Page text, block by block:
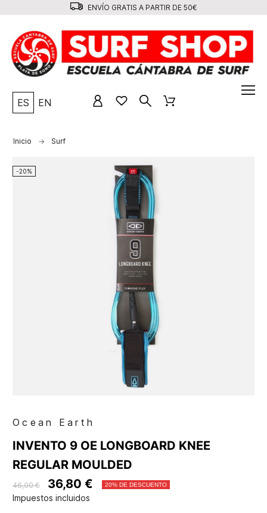
ENVÍO GRATIS A PARTIR DE 50€
ES EN
Inicio Surf
-20%
Ocean Earth
INVENTO 9 OE LONGBOARD KNEE
REGULAR MOULDED
46,00 € 36,80 € 20% DE DESCUENTO
Impuestos incluidos